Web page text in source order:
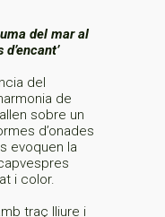
del mar al
del
de
sobre un
d’onades
evoquen la
i color.
traç lliure i